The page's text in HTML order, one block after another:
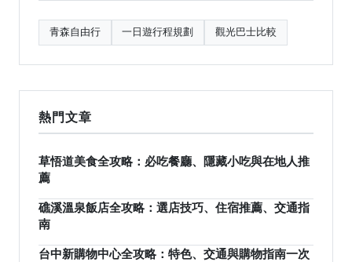
青森自由行 一日遊行程規劃 觀光巴士比較
熱門文章
草悟道美食全攻略：必吃餐廳、隱藏小吃與在地人推
薦
礁溪溫泉飯店全攻略：選店技巧、住宿推薦、交通指
南
台中新購物中心全攻略：特色、交通與購物指南一次